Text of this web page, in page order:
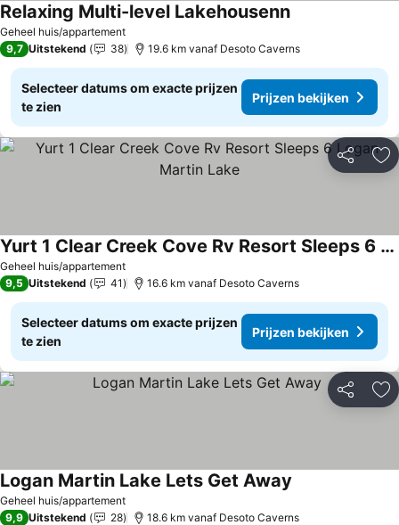
Geheel huis/appartement
Relaxing Multi-level Lakehousenn
9,7 Uitstekend 38 19.6 km vanaf Desoto Caverns
Selecteer datums om exacte prijzen
te zien
Prijzen bekijken
Delen
Geheel huis/appartement
Yurt 1 Clear Creek Cove Rv Resort Sleeps 6 Logan Martin Lake
9,5 Uitstekend 41 16.6 km vanaf Desoto Caverns
Selecteer datums om exacte prijzen
te zien
Prijzen bekijken
Delen
Geheel huis/appartement
Logan Martin Lake Lets Get Away
9,9 Uitstekend 28 18.6 km vanaf Desoto Caverns